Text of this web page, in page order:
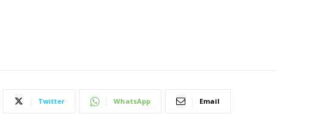
Twitter WhatsApp Email